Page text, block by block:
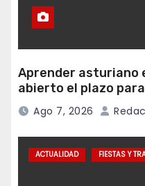
Aprender asturiano
abierto el plazo
programa Falamos
Ago 7, 2026
ACTUALIDAD FIESTAS Y